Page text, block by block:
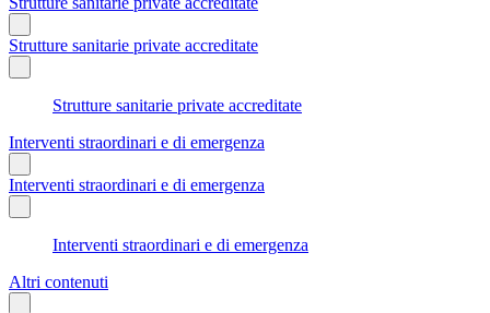
Strutture sanitarie private accreditate
Strutture sanitarie private accreditate
Interventi straordinari e di emergenza
Interventi straordinari e di emergenza
Interventi straordinari e di emergenza
Altri contenuti